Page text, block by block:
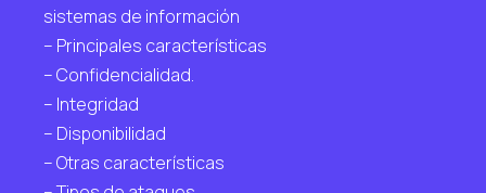
sistemas de información
– Principales características
– Confidencialidad.
– Integridad
– Disponibilidad
– Otras características